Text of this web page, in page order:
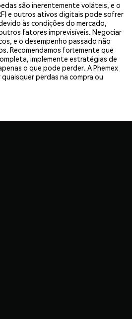
são inerentemente voláteis, e o
e outros ativos digitais pode sofrer
às condições do mercado,
fatores imprevisíveis. Negociar
e o desempenho passado não
Recomendamos fortemente que
implemente estratégias de
o que pode perder. A Phemex
perdas na compra ou